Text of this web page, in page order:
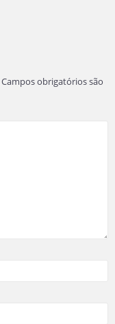
Campos obrigatórios são